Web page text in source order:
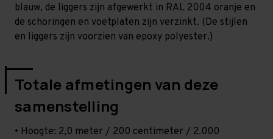
blauw, de liggers zijn afgewerkt in RAL 2004 oranje en
de schoringen en voetplaten zijn verzinkt. (De stijlen
en liggers zijn voorzien van epoxy polyester.)
Totale afmetingen van deze
samenstelling
• Hoogte: 2,0 meter / 200 centimeter / 2.000